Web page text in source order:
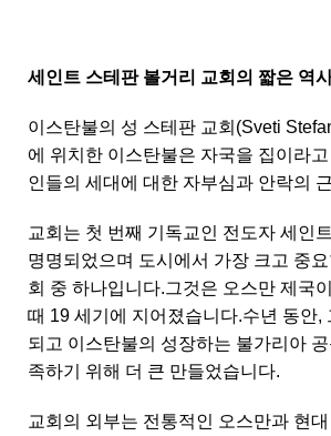
세인트 스테판 볼거리 교회의 짧은 역
이스탄불의 성 스테판 교회(Sveti
에 위치한 이스탄불은 자국을 집이라
인들의 세대에 대한 자부심과 안락의
교회는 첫 번째 기독교인 전도자 세인
명명되었으며 도시에서 가장 크고 중
회 중 하나입니다.그것은 오스만 제국
때 19 세기에 지어졌습니다.수년 동안,
되고 이스탄불의 성장하는 불가리아
족하기 위해 더 큰 만들었습니다.
교회의 외부는 전통적인 오스만과 현